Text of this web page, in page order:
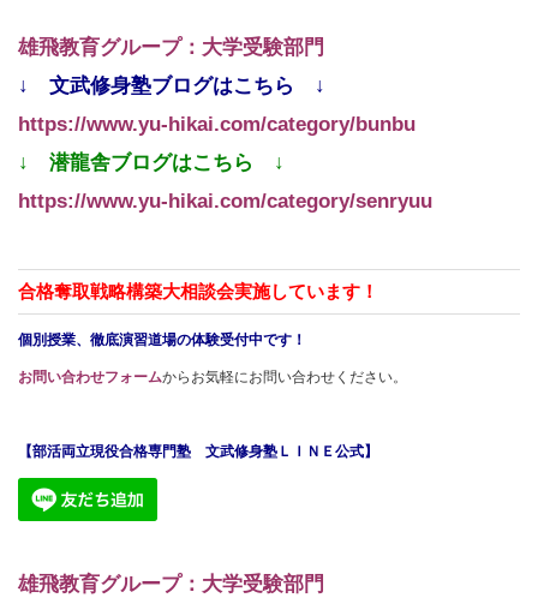
雄飛教育グループ：大学受験部門
↓ 文武修身塾ブログはこちら ↓
https://www.yu-hikai.com/category/bunbu
↓ 潜龍舎ブログはこちら ↓
https://www.yu-hikai.com/category/senryuu
合格奪取戦略構築大相談会実施しています！
個別授業、徹底演習道場の体験受付中です！
お問い合わせフォームからお気軽にお問い合わせください。
【部活両立現役合格専門塾 文武修身塾ＬＩＮＥ公式】
雄飛教育グループ：大学受験部門